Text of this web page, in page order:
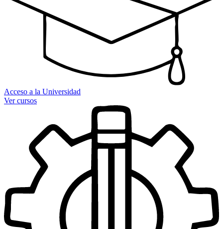
Acceso a la Universidad
Ver cursos